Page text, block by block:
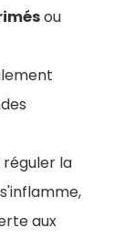
ou
réguler la
aux